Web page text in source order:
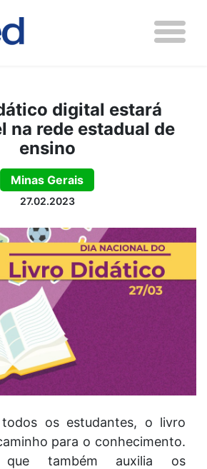
digital estará
na rede estadual de
ensino
Minas Gerais
27.02.2023
os estudantes, o livro
para o conhecimento.
também auxilia os